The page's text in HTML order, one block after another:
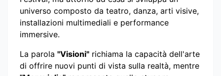
universo composto da teatro, danza, arti visive,
installazioni multimediali e performance
immersive.
La parola "Visioni" richiama la capacità dell'arte
di offrire nuovi punti di vista sulla realtà, mentre